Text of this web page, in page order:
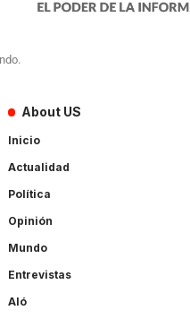
About US
Inicio
Actualidad
Política
Opinión
Mundo
Entrevistas
Aló